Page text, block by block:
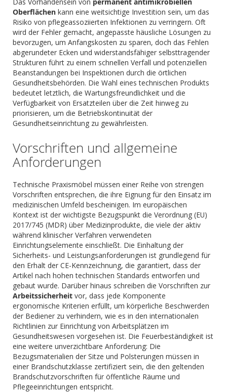
Oberflächen kann eine weitsichtige Investition sein, um das
Risiko von pflegeassoziierten Infektionen zu verringern. Oft
wird der Fehler gemacht, angepasste häusliche Lösungen zu
bevorzugen, um Anfangskosten zu sparen, doch das Fehlen
abgerundeter Ecken und widerstandsfähiger selbsttragender
Strukturen führt zu einem schnellen Verfall und potenziellen
Beanstandungen bei Inspektionen durch die örtlichen
Gesundheitsbehörden. Die Wahl eines technischen Produkts
bedeutet letztlich, die Wartungsfreundlichkeit und die
Verfügbarkeit von Ersatzteilen über die Zeit hinweg zu
priorisieren, um die Betriebskontinuität der
Gesundheitseinrichtung zu gewährleisten.
Vorschriften und allgemeine
Anforderungen
Technische Praxismöbel müssen einer Reihe von strengen
Vorschriften entsprechen, die ihre Eignung für den Einsatz im
medizinischen Umfeld bescheinigen. Im europäischen
Kontext ist der wichtigste Bezugspunkt die Verordnung (EU)
2017/745 (MDR) über Medizinprodukte, die viele der aktiv
während klinischer Verfahren verwendeten
Einrichtungselemente einschließt. Die Einhaltung der
Sicherheits- und Leistungsanforderungen ist grundlegend für
den Erhalt der CE-Kennzeichnung, die garantiert, dass der
Artikel nach hohen technischen Standards entworfen und
gebaut wurde. Darüber hinaus schreiben die Vorschriften zur
Arbeitssicherheit vor, dass jede Komponente
ergonomische Kriterien erfüllt, um körperliche Beschwerden
der Bediener zu verhindern, wie es in den internationalen
Richtlinien zur Einrichtung von Arbeitsplätzen im
Gesundheitswesen vorgesehen ist. Die Feuerbeständigkeit ist
eine weitere unverzichtbare Anforderung: Die
Bezugsmaterialien der Sitze und Polsterungen müssen in
einer Brandschutzklasse zertifiziert sein, die den geltenden
Brandschutzvorschriften für öffentliche Räume und
Pflegeeinrichtungen entspricht.